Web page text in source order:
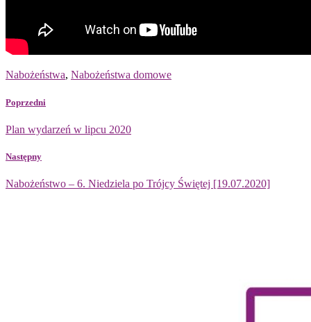
Nabożeństwa, Nabożeństwa domowe
Poprzedni
Plan wydarzeń w lipcu 2020
Następny
Nabożeństwo – 6. Niedziela po Trójcy Świętej [19.07.2020]